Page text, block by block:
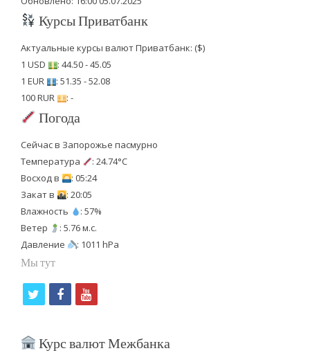
Курсы Приватбанк
Актуальные курсы валют Приватбанк: ($)
1 USD
: 44.50 - 45.05
1 EUR
: 51.35 - 52.08
100 RUR
: -
Погода
Сейчас в Запорожье пасмурно
Температура
: 24.74°C
Восход в
: 05:24
Закат в
: 20:05
Влажность
: 57%
Ветер
: 5.76 м.с.
Давление
: 1011 hPa
Мы тут
i
f
c
y
u
Курс валют Межбанка